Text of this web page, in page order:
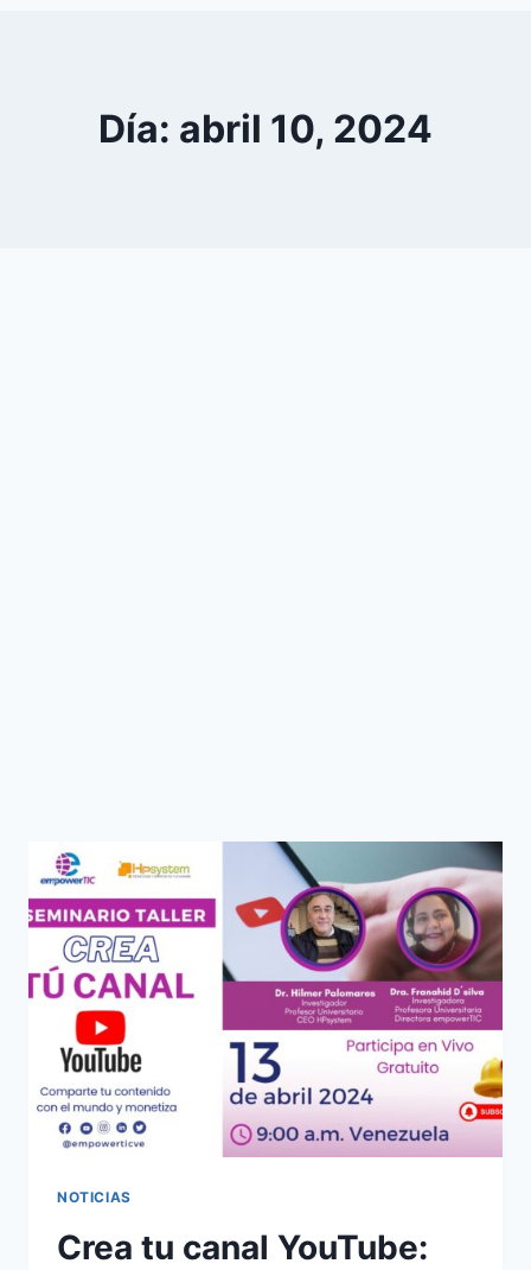
Día: abril 10, 2024
NOTICIAS
Crea tu canal YouTube: